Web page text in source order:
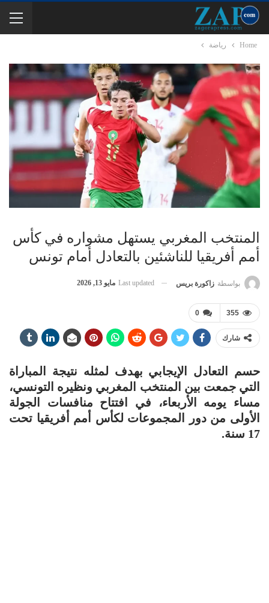
Home رياضة
المنتخب المغربي يستهل مشواره في كأس
أمم أفريقيا للناشئين بالتعادل أمام تونس
بواسطة زاكورة بريس Last updated مايو 13, 2026
0 355
شارك
حسم التعادل الإيجابي بهدف لمثله نتيجة المباراة
التي جمعت بين المنتخب المغربي ونظيره التونسي،
مساء يومه الأربعاء، في افتتاح منافسات الجولة
الأولى من دور المجموعات لكأس أمم أفريقيا تحت
17 سنة.